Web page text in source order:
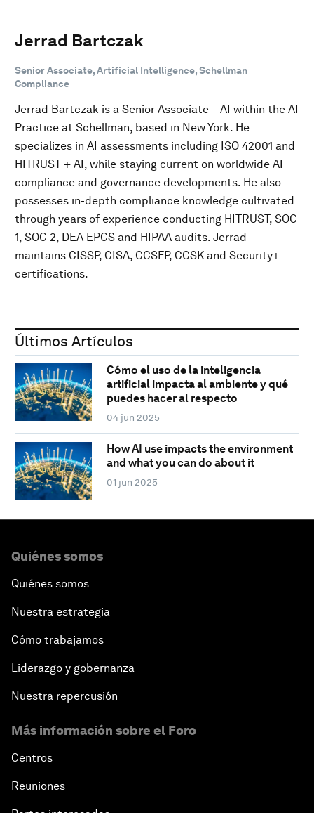
Jerrad Bartczak
Senior Associate, Artificial Intelligence, Schellman
Compliance
Jerrad Bartczak is a Senior Associate – AI within the AI
Practice at Schellman, based in New York. He
specializes in AI assessments including ISO 42001 and
HITRUST + AI, while staying current on worldwide AI
compliance and governance developments. He also
possesses in-depth compliance knowledge cultivated
through years of experience conducting HITRUST, SOC
1, SOC 2, DEA EPCS and HIPAA audits. Jerrad
maintains CISSP, CISA, CCSFP, CCSK and Security+
certifications.
Últimos Artículos
Cómo el uso de la inteligencia
artificial impacta al ambiente y qué
puedes hacer al respecto
04 jun 2025
How AI use impacts the environment
and what you can do about it
01 jun 2025
Quiénes somos
Quiénes somos
Nuestra estrategia
Cómo trabajamos
Liderazgo y gobernanza
Nuestra repercusión
Más información sobre el Foro
Centros
Reuniones